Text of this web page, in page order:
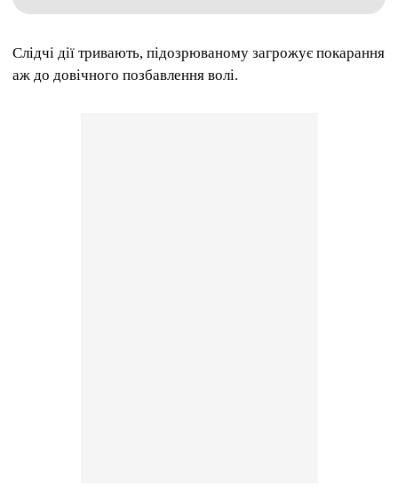
Слідчі дії тривають, підозрюваному загрожує покарання
аж до довічного позбавлення волі.